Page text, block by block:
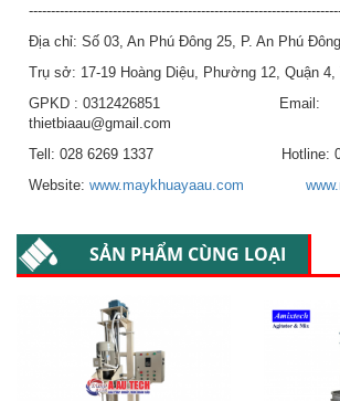
Địa chỉ: Số 03, An Phú Đông 25, P. An Phú
Trụ sở: 17-19 Hoàng Diệu, Phường 12, Quận 4,
GPKD : 0312426851 Email:
thietbiaau@gmail.com
Tell: 028 6269 1337 Hotline:
Website: www.maykhuayaau.com
SẢN PHẨM CÙNG LOẠI